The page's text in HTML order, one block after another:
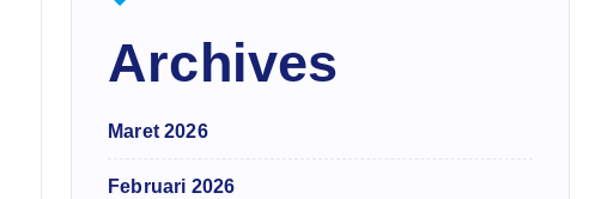
Archives
Maret 2026
Februari 2026